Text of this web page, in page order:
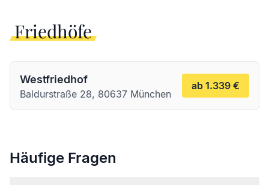
Friedhöfe
Westfriedhof
Baldurstraße 28, 80637 München
ab 1.339 €
Häufige Fragen